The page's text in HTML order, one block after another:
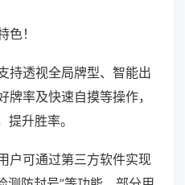
！
持透视全局牌型、智能出
率及快速自摸等操作，
升胜率。
户可通过第三方软件实现